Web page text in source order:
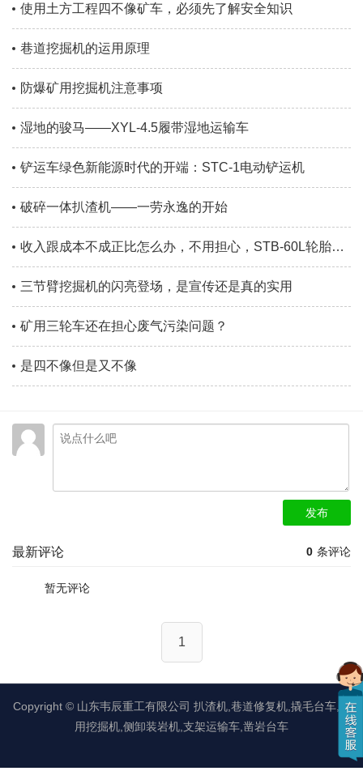
使用土方工程四不像矿车，必须先了解安全知识
巷道挖掘机的运用原理
防爆矿用挖掘机注意事项
湿地的骏马——XYL-4.5履带湿地运输车
铲运车绿色新能源时代的开端：STC-1电动铲运机
破碎一体扒渣机——一劳永逸的开始
收入跟成本不成正比怎么办，不用担心，STB-60L轮胎刮板扒渣机帮你解决问题
三节臂挖掘机的闪亮登场，是宣传还是真的实用
矿用三轮车还在担心废气污染问题？
是四不像但是又不像
发布
0 条评论
最新评论
暂无评论
1
Copyright © 山东韦辰重工有限公司 扒渣机,巷道修复机,撬毛台车,矿
用挖掘机,侧卸装岩机,支架运输车,凿岩台车